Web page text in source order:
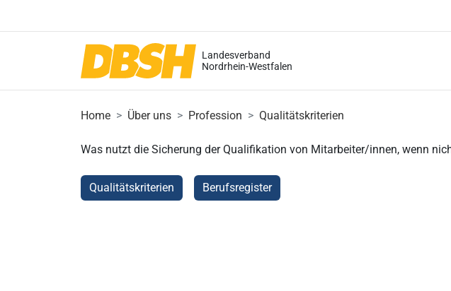
Landesverband
Nordrhein-Westfalen
Home Über uns Profession Qualitätskriterien
Was nutzt die Sicherung der Qualifikation von Mitarbeiter/innen, wenn
Qualitätskriterien Berufsregister